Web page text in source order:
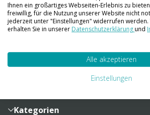
Sendungsverfolgung
Zahlung und Versand
Lieferinformationen
Kategorien
Ihnen ein großartiges Webseiten-Erlebnis zu
freiwillig, für die Nutzung unserer Website nicht
jederzeit unter "Einstellungen" widerrufen
erhalten Sie in unserer Datenschutzerklärungund
Alle akzeptieren
Einstellungen